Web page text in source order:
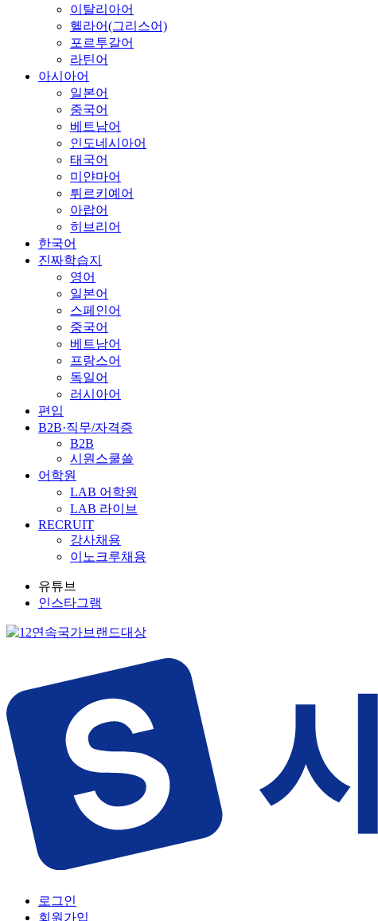
이탈리아어
헬라어(그리스어)
포르투갈어
라틴어
아시아어
일본어
중국어
베트남어
인도네시아어
태국어
미얀마어
튀르키예어
아랍어
히브리어
한국어
진짜학습지
영어
일본어
스페인어
중국어
베트남어
프랑스어
독일어
러시아어
편입
B2B·직무/자격증
B2B
시원스쿨쓸
어학원
LAB 어학원
LAB 라이브
RECRUIT
강사채용
이노크루채용
유튜브
인스타그램
로그인
회원가입